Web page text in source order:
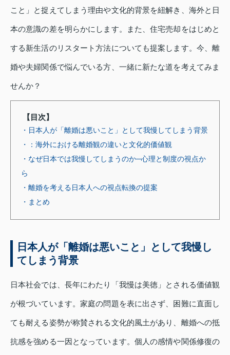
こと」と捉えてしまう理由や文化的背景を紐解き、海外と日
本の意識の差を明らかにします。また、住宅売却をはじめと
する新生活のリスタート方法についても提案します。今、離
婚や夫婦関係で悩んでいる方、一緒に新たな道を考えてみま
せんか？
【目次】
・日本人が「離婚は悪いこと」として我慢してしまう背景
・：海外における離婚観の違いと文化的価値観
・なぜ日本では我慢してしまうのか─心理と制度の視点か
ら
・離婚を考える日本人への視点転換の提案
・まとめ
日本人が「離婚は悪いこと」として我慢し
てしまう背景
日本社会では、長年にわたり「我慢は美徳」とされる価値観
が根づいています。家庭の問題を表に出さず、困難に直面し
ても耐える姿勢が称賛される文化的風土があり、離婚への抵
抗感を強める一因となっています。個人の感情や関係修復の